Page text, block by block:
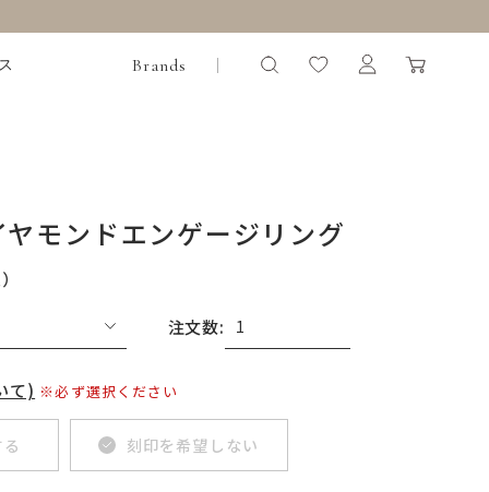
Brands
モンドエンゲージリング
注文数:
て) ※必ず選択ください
刻印を希望しない